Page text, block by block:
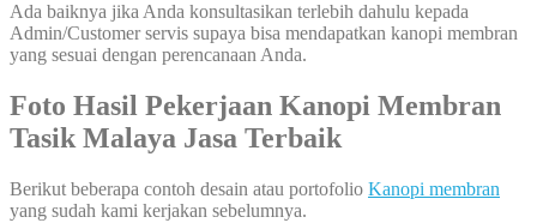
Ada baiknya jika Anda konsultasikan terlebih dahulu kepada
Admin/Customer servis supaya bisa mendapatkan kanopi membran
yang sesuai dengan perencanaan Anda.
Foto Hasil Pekerjaan Kanopi Membran
Tasik Malaya Jasa Terbaik
Berikut beberapa contoh desain atau portofolio Kanopi membran
yang sudah kami kerjakan sebelumnya.